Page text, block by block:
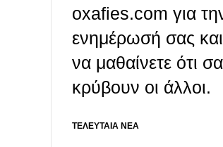
oxafies.com για
ενημέρωσή σας
να μαθαίνετε ότι
κρύβουν οι άλλοι.
ΤΕΛΕΥΤΑΙΑ ΝΕΑ